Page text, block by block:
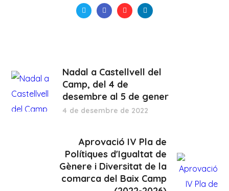
Nadal a Castellvell del
Camp, del 4 de
desembre al 5 de gener
4 de desembre de 2022
Aprovació IV Pla de
Polítiques d'Igualtat de
Gènere i Diversitat de la
comarca del Baix Camp